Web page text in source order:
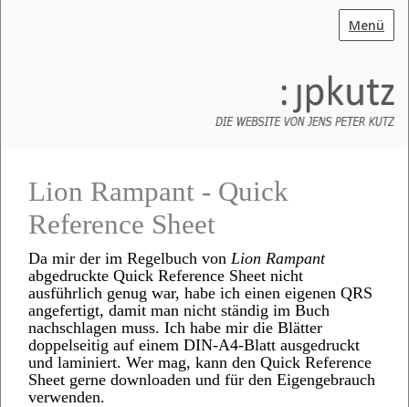
Menü
Lion Rampant - Quick
Reference Sheet
Da mir der im Regelbuch von Lion Rampant
abgedruckte Quick Reference Sheet nicht
ausführlich genug war, habe ich einen eigenen QRS
angefertigt, damit man nicht ständig im Buch
nachschlagen muss. Ich habe mir die Blätter
doppelseitig auf einem DIN-A4-Blatt ausgedruckt
und laminiert. Wer mag, kann den Quick Reference
Sheet gerne downloaden und für den Eigengebrauch
verwenden.